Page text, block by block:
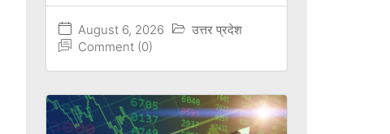
August 6, 2026
उत्तर प्रदेश
Comment (0)